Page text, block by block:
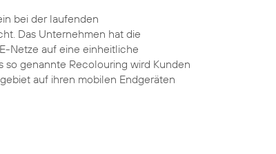
bei der laufenden
Das Unternehmen hat die
Netze auf eine einheitliche
genannte Recolouring wird Kunden
auf ihren mobilen Endgeräten